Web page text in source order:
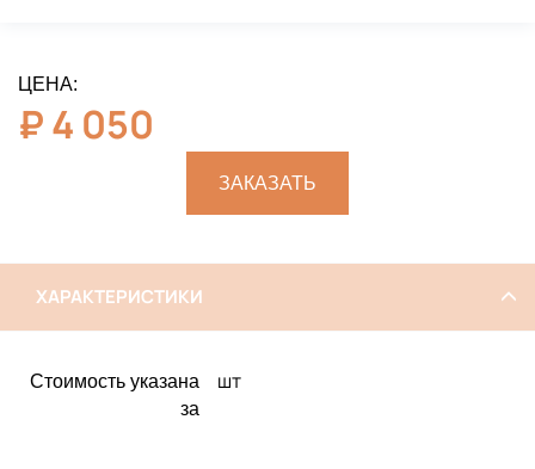
ЦЕНА:
₽4 050
ЗАКАЗАТЬ
ХАРАКТЕРИСТИКИ
Стоимость указана
за
шт